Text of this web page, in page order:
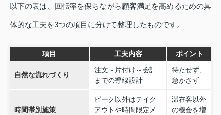
以下の表は、回転率を保ちながら顧客満足を高めるための具
体的な工夫を3つの項目に分けて整理したものです。
項目 工夫内容 ポイント
自然な流れづくり
注文～片付け～会計
までの導線設計
待たせず、
急かさず
時間帯別施策
ピーク以外はテイク
アウトや時間限定メ
滞在客以外
の機会を増